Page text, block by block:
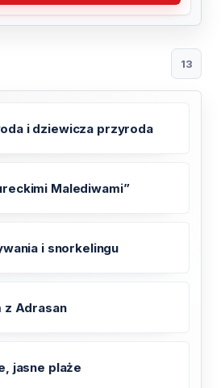
13
i dziewicza przyroda
Malediwami”
i snorkelingu
z Adrasan
jasne plaże